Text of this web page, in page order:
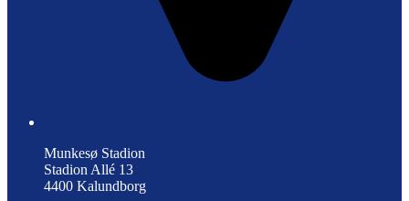
Munkesø Stadion
Stadion Allé 13
4400 Kalundborg